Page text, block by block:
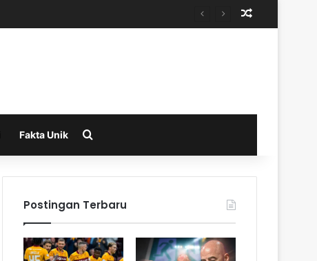
Fakta Unik
Postingan Terbaru